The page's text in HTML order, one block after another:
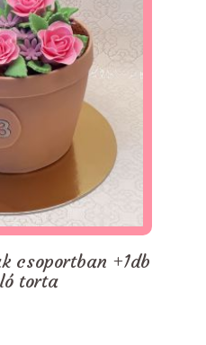
csoportban +1db
torta